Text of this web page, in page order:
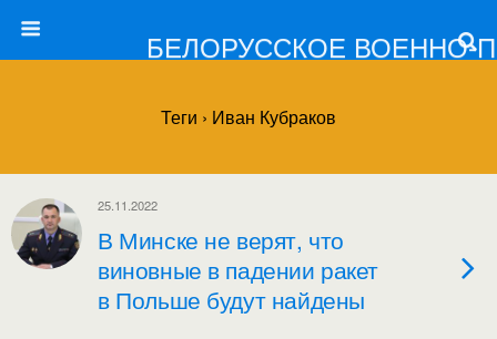
БЕЛОРУССКОЕ ВОЕННО-
Теги › Иван Кубраков
25.11.2022
В Минске не верят, что
виновные в падении ракет
в Польше будут найдены